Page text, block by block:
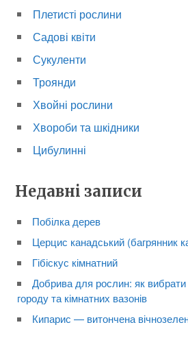
Плетисті рослини
Садові квіти
Сукуленти
Троянди
Хвойні рослини
Хвороби та шкідники
Цибулинні
Недавні записи
Побілка дерев
Церцис канадський (багрянник
Гібіскус кімнатний
Добрива для рослин: як
городу та кімнатних вазонів
Кипарис — витончена